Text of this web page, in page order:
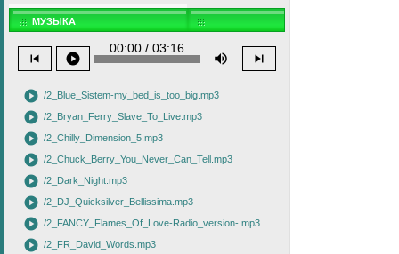
МУЗЫКА
skip_previous play_circle
00:00 / 03:16
volume_up skip_next
play_circle /2_Blue_Sistem-my_bed_is_too_big.mp3
play_circle /2_Bryan_Ferry_Slave_To_Live.mp3
play_circle /2_Chilly_Dimension_5.mp3
play_circle /2_Chuck_Berry_You_Never_Can_Tell.mp3
play_circle /2_Dark_Night.mp3
play_circle /2_DJ_Quicksilver_Bellissima.mp3
play_circle /2_FANCY_Flames_Of_Love-Radio_version-.mp3
play_circle /2_FR_David_Words.mp3